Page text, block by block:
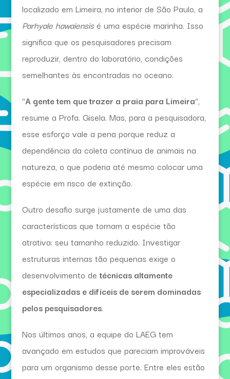
localizado em Limeira, no interior de São Paulo, a
Parhyale hawaiensisé uma espécie marinha. Isso
significa que os pesquisadores precisam
reproduzir, dentro do laboratório, condições
semelhantes às encontradas no oceano.
“A gente tem que trazer a praia para Limeira“,
resume a Profa. Gisela. Mas, para a pesquisadora,
esse esforço vale a pena porque reduz a
dependência da coleta contínua de animais na
natureza, o que poderia até mesmo colocar uma
espécie em risco de extinção.
Outro desafio surge justamente de uma das
características que tornam a espécie tão
atrativa: seu tamanho reduzido. Investigar
estruturas internas tão pequenas exige o
desenvolvimento detécnicas altamente
especializadas e difíceis de serem dominadas
pelos pesquisadores.
Nos últimos anos, a equipe do LAEG tem
avançado em estudos que pareciam improváveis
para um organismo desse porte. Entre eles estão